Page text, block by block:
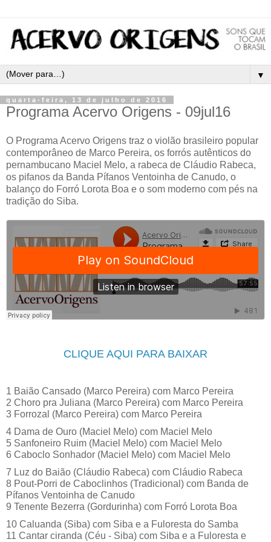
▼
quarta-feira, 13 de julho de 2016
Programa Acervo Origens - 09jul16
O Programa Acervo Origens traz o violão brasileiro popular
contemporâneo de Marco Pereira, os forrós autênticos do
pernambucano Maciel Melo, a rabeca de Cláudio Rabeca,
os pifanos da Banda Pífanos Ventoinha de Canudo, o
balanço do Forró Lorota Boa e o som moderno com pés na
tradição do Siba.
CLIQUE AQUI PARA BAIXAR
1 Baião Cansado (Marco Pereira) com Marco Pereira
2 Choro pra Juliana (Marco Pereira) com Marco Pereira
3 Forrozal (Marco Pereira) com Marco Pereira
4 Dama de Ouro (Maciel Melo) com Maciel Melo
5 Sanfoneiro Ruim (Maciel Melo) com Maciel Melo
6 Caboclo Sonhador (Maciel Melo) com Maciel Melo
7 Luz do Baião (Cláudio Rabeca) com Cláudio Rabeca
8 Pout-Porri de Caboclinhos (Tradicional) com Banda de
Pífanos Ventoinha de Canudo
9 Tenente Bezerra (Gordurinha) com Forró Lorota Boa
10 Caluanda (Siba) com Siba e a Fuloresta do Samba
11 Cantar ciranda (Céu - Siba) com Siba e a Fuloresta e